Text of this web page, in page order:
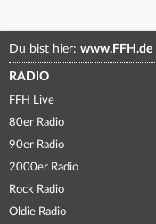
Du bist hier: www.FFH.de
RADIO
FFH Live
80er Radio
90er Radio
2000er Radio
Rock Radio
Oldie Radio